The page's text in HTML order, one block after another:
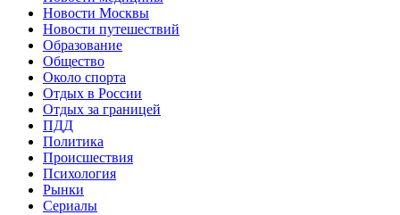
Новости Москвы
Новости путешествий
Образование
Общество
Около спорта
Отдых в России
Отдых за границей
ПДД
Политика
Происшествия
Психология
Рынки
Сериалы